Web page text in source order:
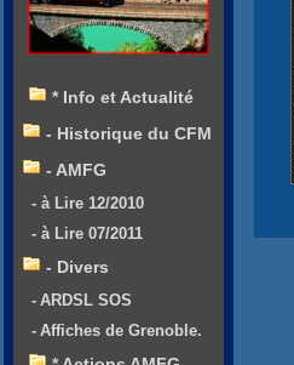
* Info et Actualité
- Historique du CFM
- AMFG
- à Lire 12/2010
- à Lire 07/2011
- Divers
- ARDSL SOS
- Affiches de Grenoble.